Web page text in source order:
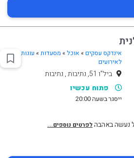
אינדקס עסקים » אוכל» מסעדות» עוגות
לאירועים
ביל"ו 51, נתיבות , נתיבות
פתוח עכשיו
ייסגר בשעה 20:00
נעשה באהבהלפרטים נוספים...